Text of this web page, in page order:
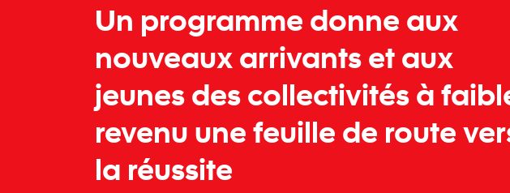
Un programme donne aux
nouveaux arrivants et aux
jeunes des collectivités à
revenu une feuille de route
la réussite